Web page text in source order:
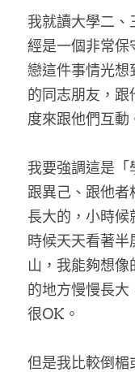
我就讀大學二、
經是一個非常保
戀這件事情光想
的同志朋友，跟
度來跟他們互動
我要強調這是「
跟異己、跟他者
長大的，小時候
時候天天看著半
山，我能夠想
的地方慢慢長大
很OK。
但是我比較倒楣